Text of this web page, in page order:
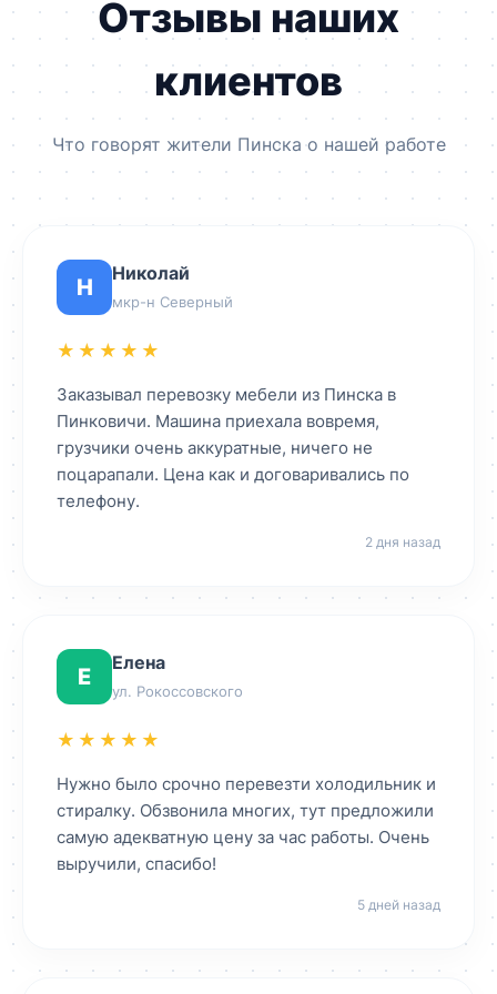
Отзывы наших
клиентов
Что говорят жители Пинска о нашей работе
Н
Николай
мкр-н Северный
★★★★★
Заказывал перевозку мебели из Пинска в
Пинковичи. Машина приехала вовремя,
грузчики очень аккуратные, ничего не
поцарапали. Цена как и договаривались по
телефону.
2 дня назад
Е
Елена
ул. Рокоссовского
★★★★★
Нужно было срочно перевезти холодильник и
стиралку. Обзвонила многих, тут предложили
самую адекватную цену за час работы. Очень
выручили, спасибо!
5 дней назад